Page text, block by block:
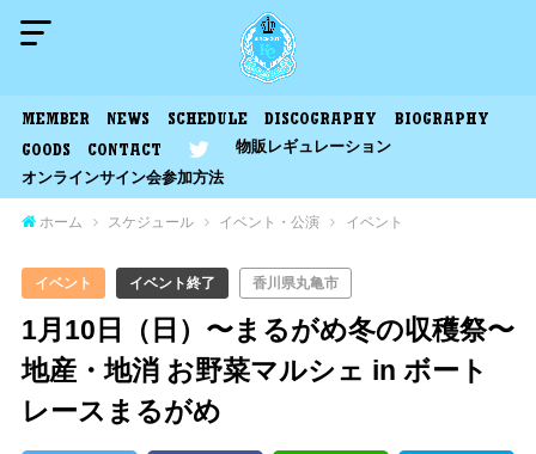
MEMBER NEWS SCHEDULE DISCOGRAPHY
BIOGRAPHY
GOODS
CONTACT
物販レギュレーション
オンラインサイン会参加方法
ホーム スケジュール イベント・公演 イベント
イベント イベント終了 香川県丸亀市
1月10日（日）〜まるがめ冬の収穫祭〜
地産・地消 お野菜マルシェ in ボート
レースまるがめ